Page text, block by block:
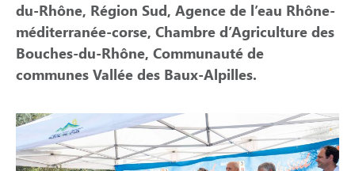
du-Rhône, Région Sud, Agence de l’eau Rhône-
méditerranée-corse, Chambre d’Agriculture des
Bouches-du-Rhône, Communauté de
communes Vallée des Baux-Alpilles.